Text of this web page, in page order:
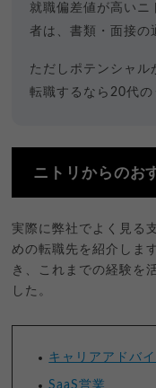
就職偏差値が高いニ
者は、書類・面接の
ただしポテンシャル
転職するなら20代の
ニトリからのお
実際に弊社でよく見る
めの転職先を紹介しま
き、これまでの経験を
した。
キャリアアドバ